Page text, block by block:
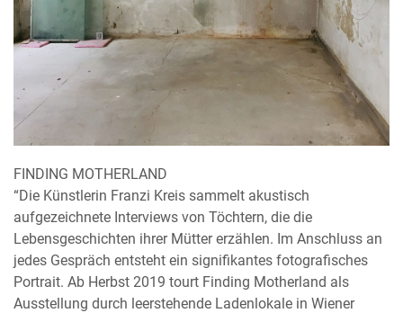
FINDING MOTHERLAND
“Die Künstlerin Franzi Kreis sammelt akustisch
aufgezeichnete Interviews von Töchtern, die die
Lebensgeschichten ihrer Mütter erzählen. Im Anschluss an
jedes Gespräch entsteht ein signifikantes fotografisches
Portrait. Ab Herbst 2019 tourt Finding Motherland als
Ausstellung durch leerstehende Ladenlokale in Wiener